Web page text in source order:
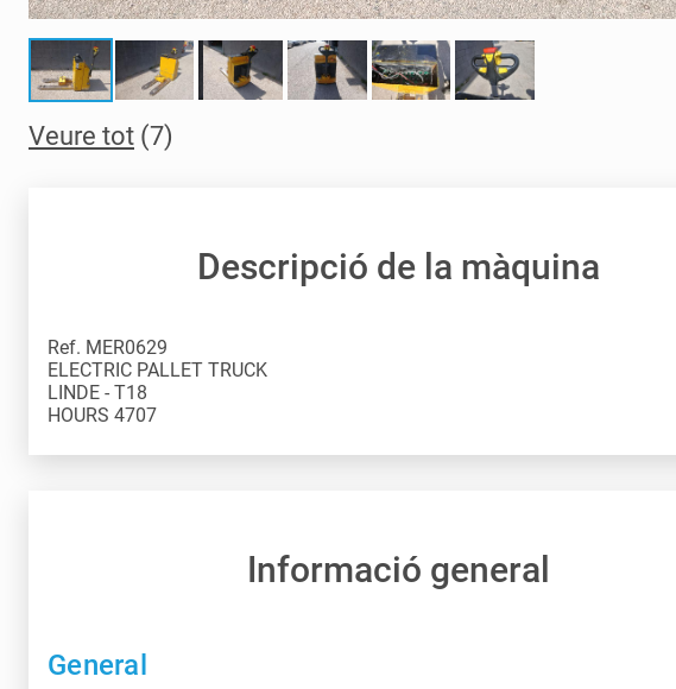
Veure tot (7)
Descripció de la màquina
Ref. MER0629
ELECTRIC PALLET TRUCK
LINDE - T18
HOURS 4707
Informació general
General